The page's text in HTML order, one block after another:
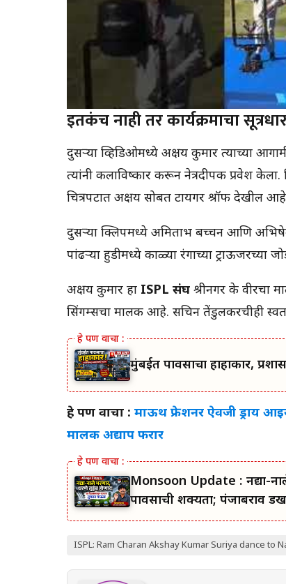
इतकंच नाही तर कार्यक्रमाचा
दुसऱ्या व्हिडिओमध्ये अक्षय कुमार त्याच्या
त्यांनी कलाविष्कार करून नेत्रदीपक प्रवेश
चित्रपटात अक्षय सोबत टायगर श्रॉफ देखील
दुसऱ्या क्लिपमध्ये अमिताभ बच्चन आणि
पांढऱ्या हुडीमध्ये काळ्या रंगाच्या ट्राऊजरच्या
अक्षय कुमार हा ISPL संघ श्रीनगर के वीरचा
सिंगम्सचा मालक आहे. सचिन तेंडुलकरचीही
मुंबईत पावसाचा हाहाकार,
हे पण वाचा : माऊथ फ्रेशनर ऐवजी ड्राय
मालक अद्याप फरार
Monsoon Update : नद्या-
पावसाची शक्यता; पंजाबराव
ISPL: Ram Charan Akshay Kumar Suriya dance to